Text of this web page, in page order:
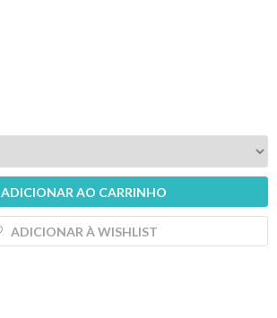
ADICIONAR AO CARRINHO
ADICIONAR À WISHLIST